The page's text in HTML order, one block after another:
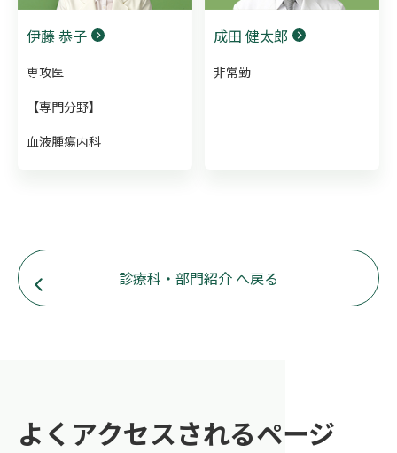
伊藤 恭子
専攻医
【専門分野】
血液腫瘍内科
成田 健太郎
非常勤
診療科・部門紹介 へ戻る
よくアクセスされるページ